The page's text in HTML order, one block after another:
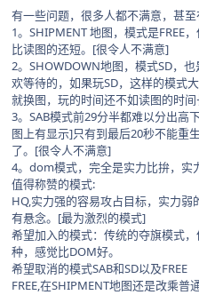
有一些问题，很多人都不满意，甚至
1。SHIPMENT 地图，模式是FREE
比读图的还短。[很令人不满意]
2。SHOWDOWN地图，模式SD，
欢等待的，如果玩SD，这样的模式
就换图，玩的时间还不如读图的时
3。SAB模式前29分半都难以分出高
图上有显示]只有到最后20秒不能重
了。[很令人不满意]
4。dom模式，完全是实力比拚，实
值得称赞的模式:
HQ,实力强的容易攻占目标，实力
有悬念。[最为激烈的模式]
希望加入的模式：传统的夺旗模式
种，感觉比DOM好。
希望取消的模式SAB和SD以及FREE
FREE,在SHIPMENT地图还是改乘普